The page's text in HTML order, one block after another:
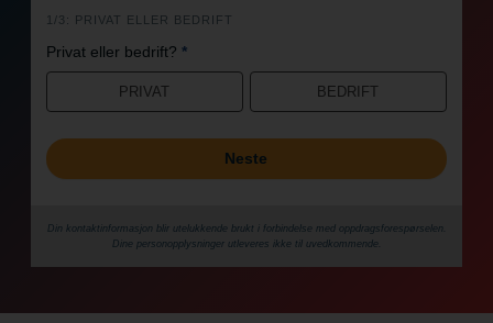
h
e
r
1/3: PRIVAT ELLER BEDRIFT
Privat eller bedrift? *
PRIVAT BEDRIFT
Neste
Din kontaktinformasjon blir utelukkende brukt i forbindelse med oppdrags­forespørselen.
Dine person­­opplysninger utleveres ikke til uvedkommende.